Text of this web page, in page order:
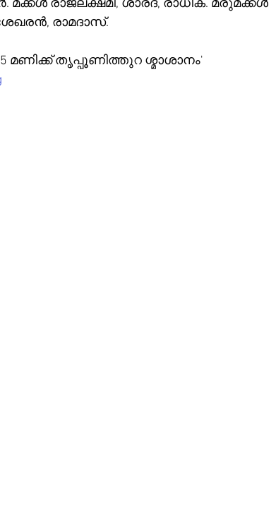
ശാരദ, രാധിക. മരുമക്കൾ
രാമദാസ്.
5 മണിക്ക് തൃപ്പൂണിത്തുറ ശ്മാശാനം'